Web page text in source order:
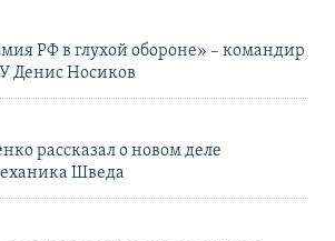
РФ в глухой обороне» – командир
Денис Носиков
рассказал о новом деле
Шведа